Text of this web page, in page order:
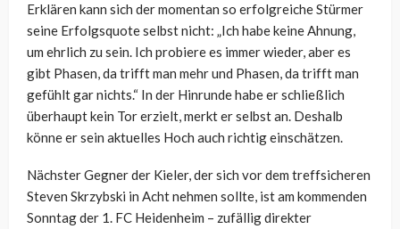
Erklären kann sich der momentan so erfolgreiche Stürmer
seine Erfolgsquote selbst nicht: „Ich habe keine Ahnung,
um ehrlich zu sein. Ich probiere es immer wieder, aber es
gibt Phasen, da trifft man mehr und Phasen, da trifft man
gefühlt gar nichts.“ In der Hinrunde habe er schließlich
überhaupt kein Tor erzielt, merkt er selbst an. Deshalb
könne er sein aktuelles Hoch auch richtig einschätzen.
Nächster Gegner der Kieler, der sich vor dem treffsicheren
Steven Skrzybski in Acht nehmen sollte, ist am kommenden
Sonntag der 1. FC Heidenheim – zufällig direkter